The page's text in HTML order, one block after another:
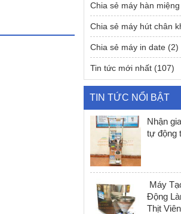
Chia sẻ máy hàn
Chia sẻ máy hút chân
Chia sẻ máy in date (2)
Tin tức mới nhất (107)
TIN TỨC NỔI BẬT
Nhận
tự động
Máy
Động
Thịt